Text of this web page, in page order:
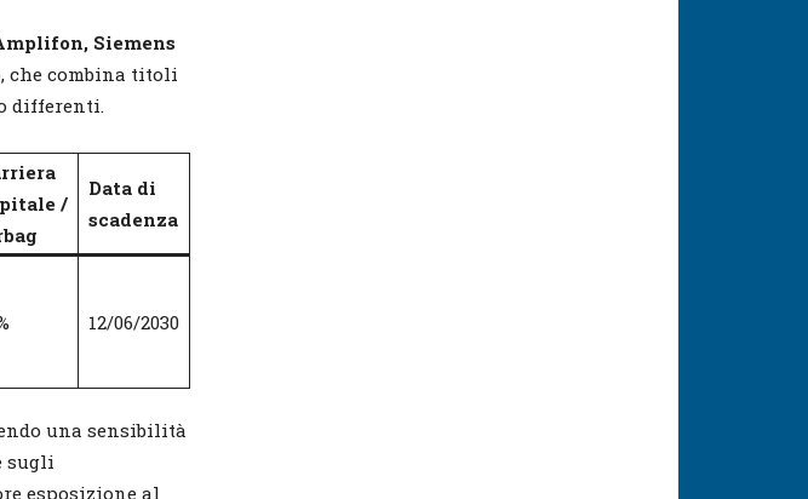
Siemens
che combina titoli
differenti.
/
Data di
scadenza
12/06/2030
una sensibilità
sugli
esposizione al